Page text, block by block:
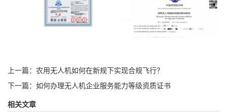
上一篇：农用无人机如何在新规下实现合规飞行？
下一篇：如何办理无人机企业服务能力等级资质证书
相关文章